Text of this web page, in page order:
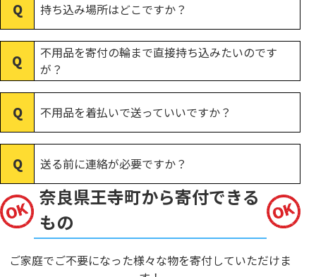
持ち込み場所はどこですか？
不用品を寄付の輪まで直接持ち込みたいのです
が？
不用品を着払いで送っていいですか？
送る前に連絡が必要ですか？
奈良県王寺町から寄付できる
もの
ご家庭でご不要になった様々な物を寄付していただけま